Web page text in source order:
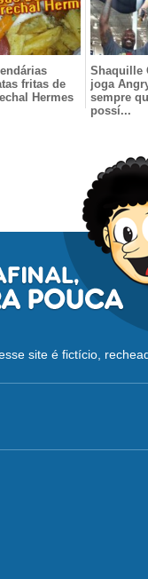
fritas de
Hermes
Shaquille
joga
sempre
possí...
site é fictício,